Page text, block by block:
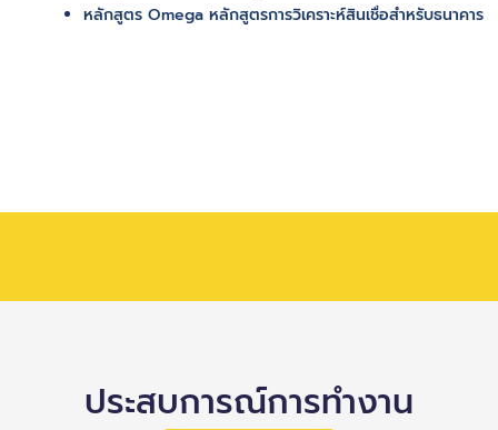
หลักสูตร Omega หลักสูตรการวิเคราะห์สินเชื่อสำหรับธนาคาร
ประสบการณ์การทำงาน